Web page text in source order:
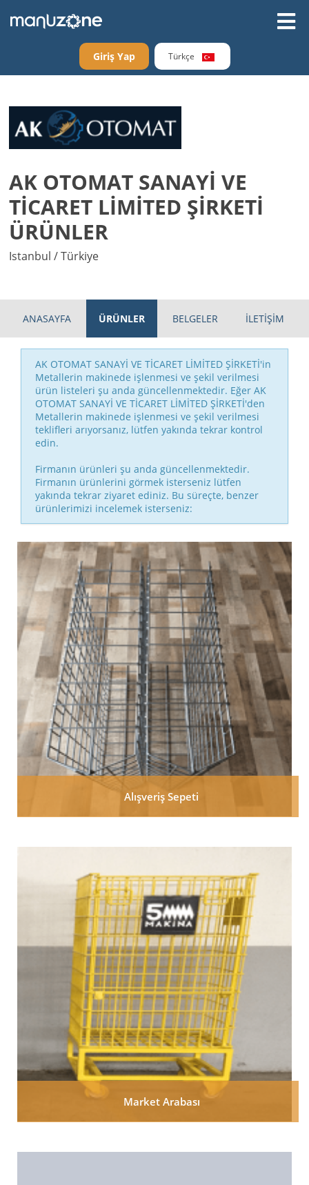
Giriş Yap Türkçe
AK OTOMAT SANAYİ VE
TİCARET LİMİTED ŞİRKETİ
ÜRÜNLER
Istanbul / Türkiye
ANASAYFA ÜRÜNLER BELGELER İLETİŞİM
AK OTOMAT SANAYİ VE TİCARET LİMİTED ŞİRKETİ'in
Metallerin makinede işlenmesi ve şekil verilmesi
ürün listeleri şu anda güncellenmektedir. Eğer AK
OTOMAT SANAYİ VE TİCARET LİMİTED ŞİRKETİ'den
Metallerin makinede işlenmesi ve şekil verilmesi
teklifleri arıyorsanız, lütfen yakında tekrar kontrol
edin.
Firmanın ürünleri şu anda güncellenmektedir.
Firmanın ürünlerini görmek isterseniz lütfen
yakında tekrar ziyaret ediniz. Bu süreçte, benzer
ürünlerimizi incelemek isterseniz:
Alışveriş Sepeti
Market Arabası